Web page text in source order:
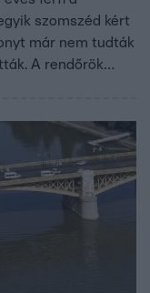
szomszéd kért
már nem tudták
A rendőrök